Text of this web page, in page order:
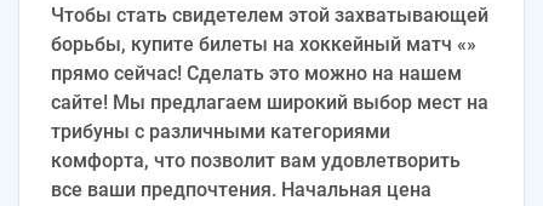
Чтобы стать свидетелем этой захватывающей
борьбы, купите билеты на хоккейный матч «»
прямо сейчас! Сделать это можно на нашем
сайте! Мы предлагаем широкий выбор мест на
трибуны с различными категориями
комфорта, что позволит вам удовлетворить
все ваши предпочтения. Начальная цена